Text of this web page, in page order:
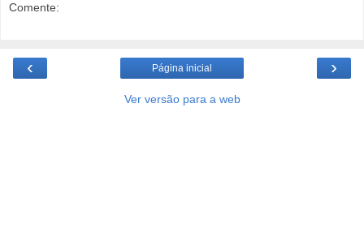
Comente:
‹ ›
Página inicial
Ver versão para a web